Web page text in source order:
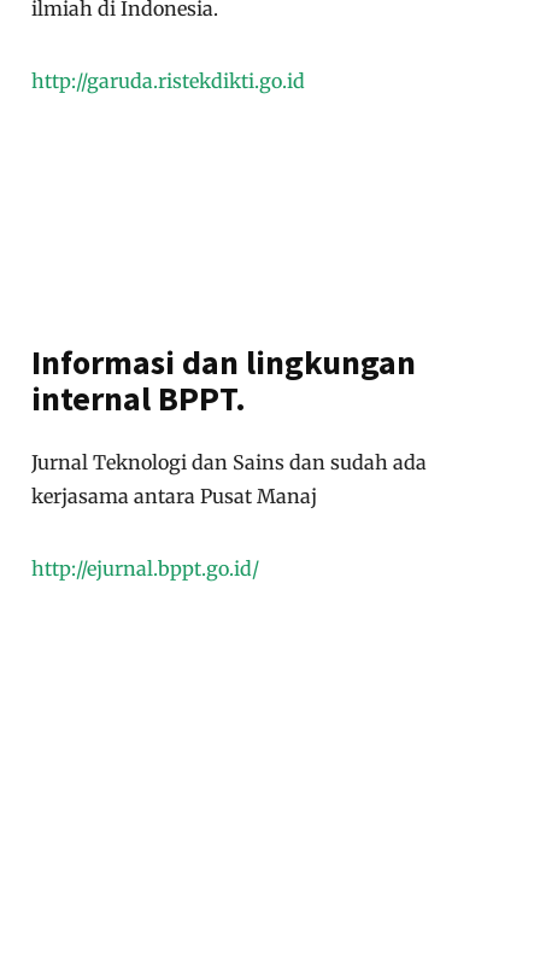
ilmiah di Indonesia.
http://garuda.ristekdikti.go.id
Informasi dan lingkungan
internal BPPT.
Jurnal Teknologi dan Sains dan sudah ada
kerjasama antara Pusat Manaj
http://ejurnal.bppt.go.id/